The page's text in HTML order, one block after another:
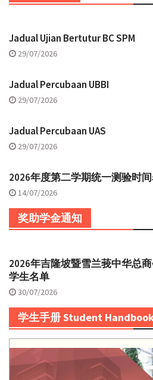
Jadual Ujian Bertutur BC SPM
29/07/2026
Jadual Percubaan UBBI
29/07/2026
Jadual Percubaan UAS
29/07/2026
2026年度第二学期统一测验时
14/07/2026
奖助学金通知
2026年吉隆坡暨雪兰莪中华总
学生名单
30/07/2026
学生手册 Student